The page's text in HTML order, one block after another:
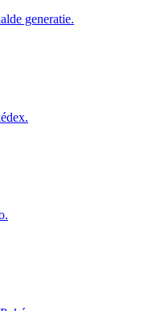
generatie.